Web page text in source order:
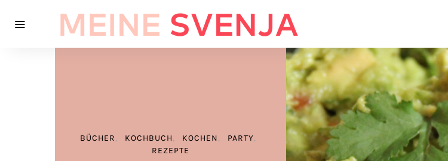
BÜCHER KOCHBUCH KOCHEN
PARTY
REZEPTE